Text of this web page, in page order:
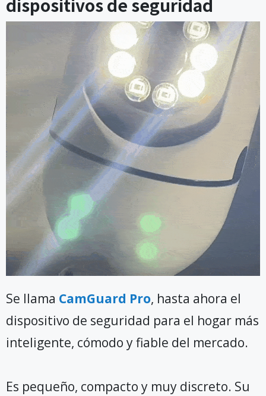
Se llama CamGuard Pro, hasta ahora el
dispositivo de seguridad para el hogar más
inteligente, cómodo y fiable del mercado.
Es pequeño, compacto y muy discreto. Su